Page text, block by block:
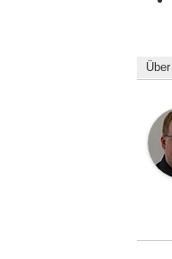
Über